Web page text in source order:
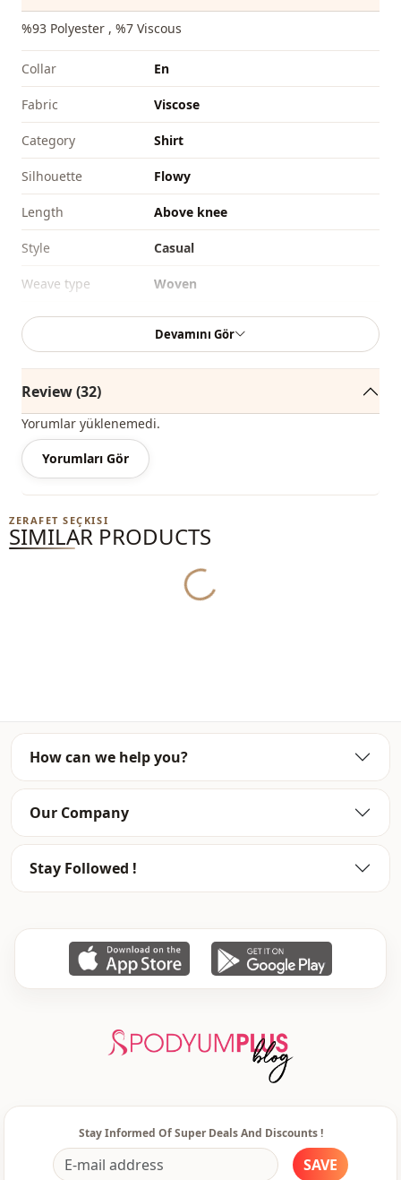
%93 Polyester , %7 Viscous
Collar En
Fabri̇c Viscose
Category Shirt
Silhouette Flowy
Length Above knee
Style Casual
Weave type Woven
Thickness Medium
Template Oversize
Sleeve detail
Closing method Buttoned
Pattern
Detail Slit
Usage Daily
Devamını Gör
Review (32)
Yorumlar yüklenemedi.
Yorumları Gör
ZERAFET SEÇKISI
SIMILAR PRODUCTS
Yukleniyor...
How can we help you?
Our Company
Stay Followed !
Stay Informed Of Super Deals And Discounts !
SAVE